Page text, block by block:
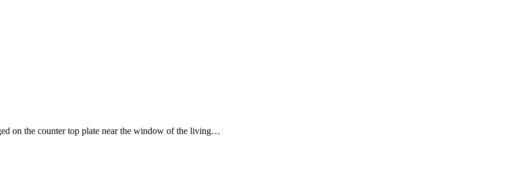
on the counter top plate near the window of the living…